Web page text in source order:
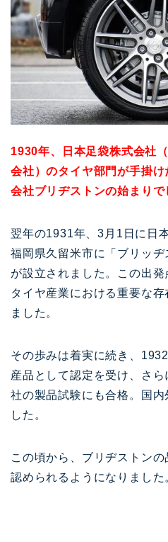
1930年、日本足袋株式会社
会社）のタイヤ部門が手掛
会社ブリヂストンの始まりで
翌年の1931年、3月1日に日
福岡県久留米市に「ブリッヂ
が設立されました。この出発
タイヤ産業における重要な
ました。
その歩みは着実に続き、
産品として認定を受け、さ
社の製品試験にも合格。国内
した。
この頃から、ブリヂストン
認められるようになりました